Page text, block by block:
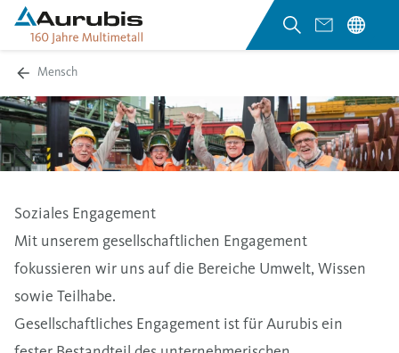
Mensch
Soziales Engagement
Mit unserem gesellschaftlichen Engagement
fokussieren wir uns auf die Bereiche Umwelt, Wissen
sowie Teilhabe.
Gesellschaftliches Engagement ist für Aurubis ein